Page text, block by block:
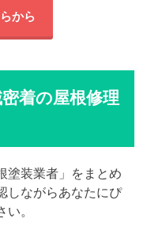
から
着の屋根修理
塗装業者」をまとめ
しながらあなたにぴ
。